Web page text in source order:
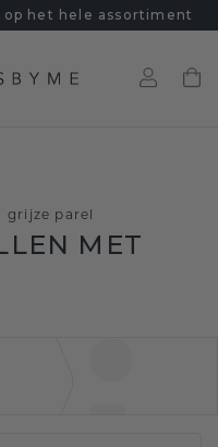
op het hele assortiment
grijze parel
MET